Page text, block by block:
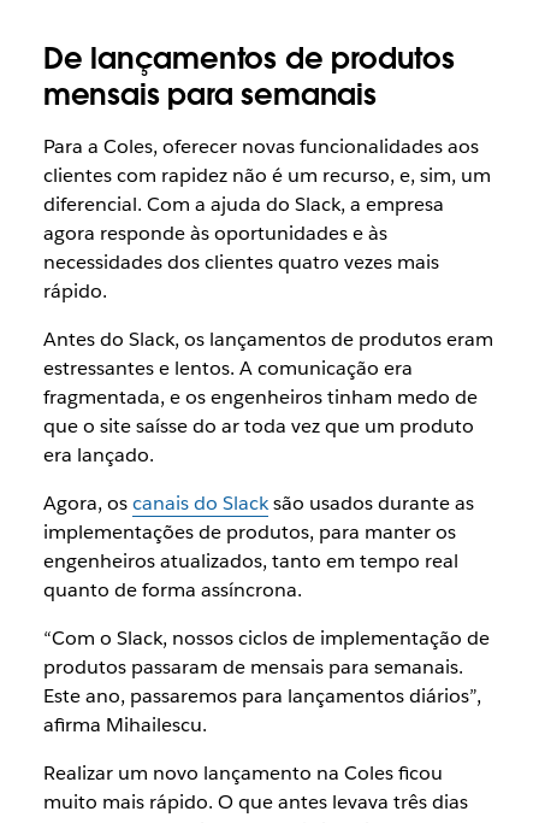
De lançamentos de produtos
mensais para semanais
Para a Coles, oferecer novas funcionalidades aos
clientes com rapidez não é um recurso, e, sim, um
diferencial. Com a ajuda do Slack, a empresa
agora responde às oportunidades e às
necessidades dos clientes quatro vezes mais
rápido.
Antes do Slack, os lançamentos de produtos eram
estressantes e lentos. A comunicação era
fragmentada, e os engenheiros tinham medo de
que o site saísse do ar toda vez que um produto
era lançado.
Agora, oscanais do Slacksão usados durante as
implementações de produtos, para manter os
engenheiros atualizados, tanto em tempo real
quanto de forma assíncrona.
“Com o Slack, nossos ciclos de implementação de
produtos passaram de mensais para semanais.
Este ano, passaremos para lançamentos diários”,
afirma Mihailescu.
Realizar um novo lançamento na Coles ficou
muito mais rápido. O que antes levava três dias